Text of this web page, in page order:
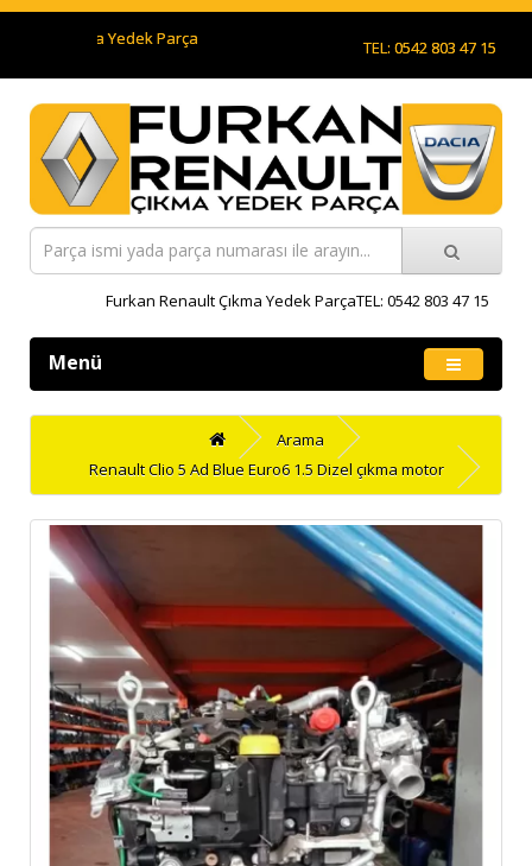
Çıkma Yedek Parça TEL: 0542 803 47 15
Furkan Renault Çıkma Yedek ParçaTEL: 0542 803 47 15
Menü
Arama
Renault Clio 5 Ad Blue Euro6 1.5 Dizel çıkma motor